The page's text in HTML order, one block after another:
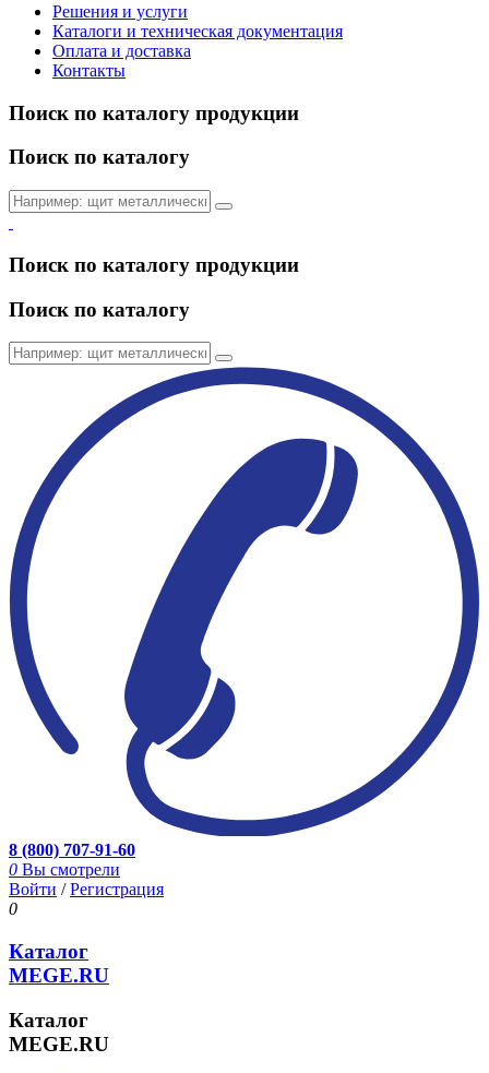
Решения и услуги
Каталоги и техническая документация
Оплата и доставка
Контакты
Поиск по каталогу продукции
Поиск по каталогу
Поиск по каталогу продукции
Поиск по каталогу
8 (800) 707-91-60
0 Вы смотрели
Войти /Регистрация
0
Каталог
MEGE.RU
Каталог
MEGE.RU